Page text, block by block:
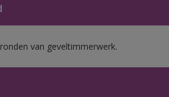
van geveltimmerwerk.